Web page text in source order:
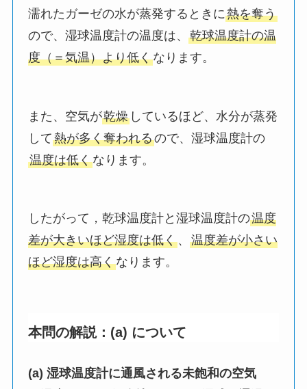
濡れたガーゼの水が蒸発するときに熱を奪う
ので、湿球温度計の温度は、乾球温度計の温
度（＝気温）より低くなります。
また、空気が乾燥 しているほど、水分が蒸発
して熱が多く奪われるので、湿球温度計の
温度は低くなります。
したがって，乾球温度計と湿球温度計の温度
差が大きいほど湿度は低く、温度差が小さい
ほど湿度は高くなります。
本問の解説：(a) について
(a) 湿球温度計に通風される未飽和の空気